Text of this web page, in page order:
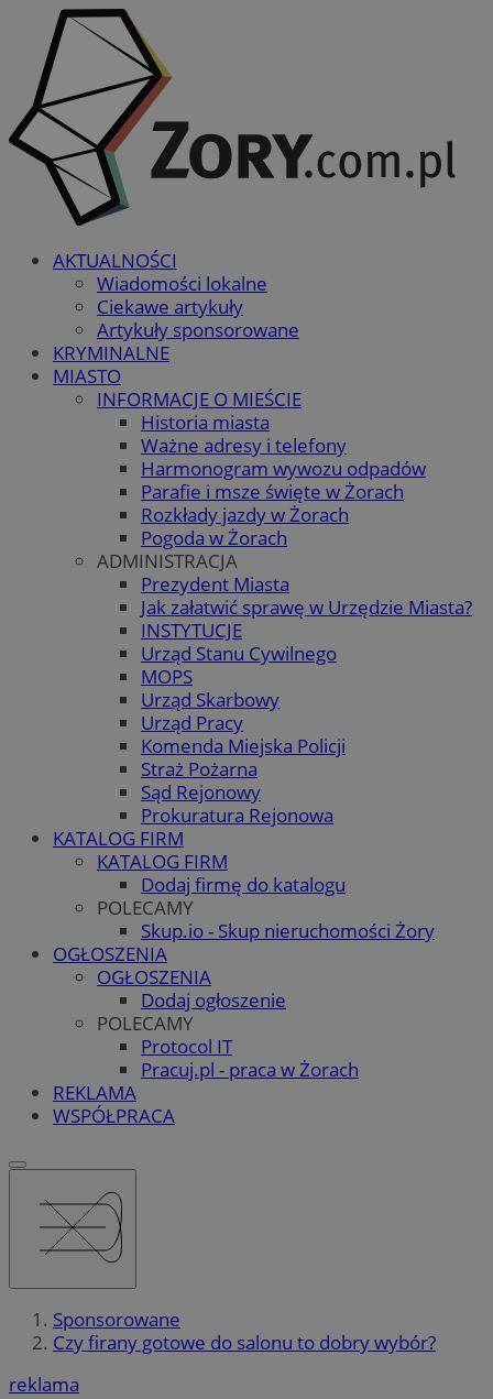
AKTUALNOŚCI
Wiadomości lokalne
Ciekawe artykuły
Artykuły sponsorowane
KRYMINALNE
MIASTO
INFORMACJE O MIEŚCIE
Historia miasta
Ważne adresy i telefony
Harmonogram wywozu odpadów
Parafie i msze święte w Żorach
Rozkłady jazdy w Żorach
Pogoda w Żorach
ADMINISTRACJA
Prezydent Miasta
Jak załatwić sprawę w Urzędzie Miasta?
INSTYTUCJE
Urząd Stanu Cywilnego
MOPS
Urząd Skarbowy
Urząd Pracy
Komenda Miejska Policji
Straż Pożarna
Sąd Rejonowy
Prokuratura Rejonowa
KATALOG FIRM
KATALOG FIRM
Dodaj firmę do katalogu
POLECAMY
Skup.io - Skup nieruchomości Żory
OGŁOSZENIA
OGŁOSZENIA
Dodaj ogłoszenie
POLECAMY
Protocol IT
Pracuj.pl - praca w Żorach
REKLAMA
WSPÓŁPRACA
Sponsorowane
Czy firany gotowe do salonu to dobry wybór?
reklama